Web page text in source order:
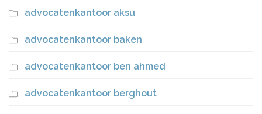
advocatenkantoor aksu
advocatenkantoor baken
advocatenkantoor ben ahmed
advocatenkantoor berghout